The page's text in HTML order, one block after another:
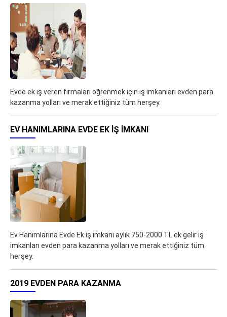
Evde ek iş veren firmaları öğrenmek için iş imkanları evden para
kazanma yolları ve merak ettiğiniz tüm herşey.
EV HANIMLARINA EVDE EK IŞ IMKANI
Ev Hanımlarına Evde Ek iş imkanı aylık 750-2000 TL ek gelir iş
imkanları evden para kazanma yolları ve merak ettiğiniz tüm
herşey.
2019 EVDEN PARA KAZANMA